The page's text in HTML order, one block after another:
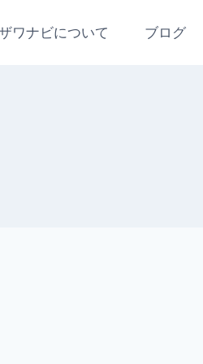
ワナビについて ブログ